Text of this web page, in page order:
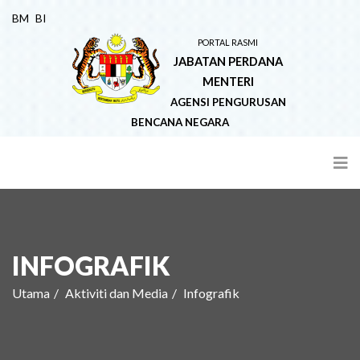
BM BI
PORTAL RASMI
JABATAN PERDANA
MENTERI
AGENSI PENGURUSAN
BENCANA NEGARA
INFOGRAFIK
Utama Aktiviti dan Media Infografik